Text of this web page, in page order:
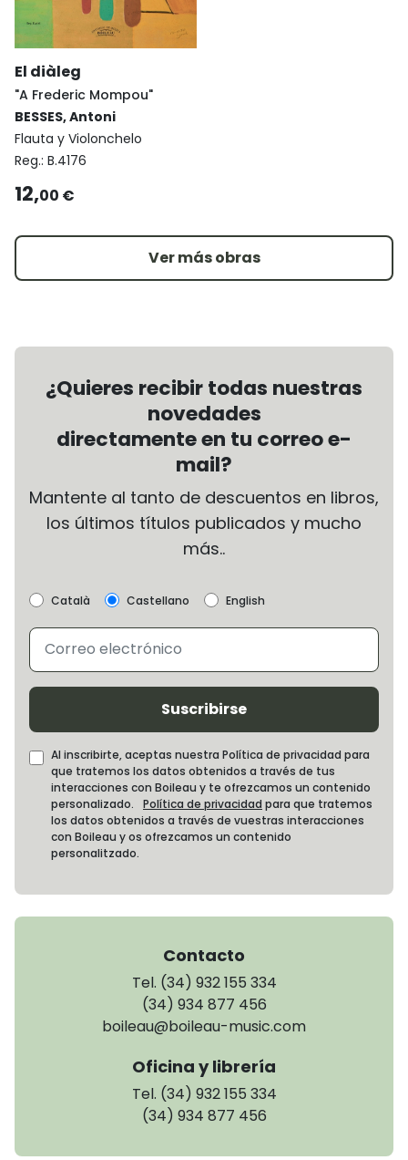
El diàleg
"A Frederic Mompou"
BESSES, Antoni
Flauta y Violonchelo
Reg.: B.4176
12,00 €
Ver más obras
¿Quieres recibir todas nuestras
novedades
directamente en tu correo e-
mail?
Mantente al tanto de descuentos en libros,
los últimos títulos publicados y mucho
más..
Català Castellano English
Suscribirse
Al inscribirte, aceptas nuestra Política de privacidad para
que tratemos los datos obtenidos a través de tus
interacciones con Boileau y te ofrezcamos un contenido
personalizado. Política de privacidad para que tratemos
los datos obtenidos a través de vuestras interacciones
con Boileau y os ofrezcamos un contenido
personalitzado.
Contacto
Tel. (34) 932 155 334
(34) 934 877 456
boileau@boileau-music.com
Oficina y librería
Tel. (34) 932 155 334
(34) 934 877 456